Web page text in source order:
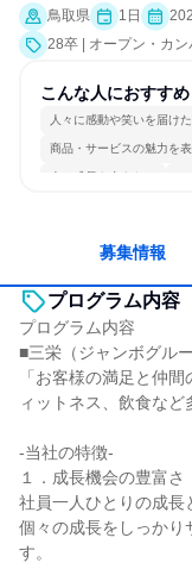
鳥取県 1日
28卒 | オープン・カ
こんな人におすすめ
人々に感動や笑いを届け
商品・サービスの魅力を
人の成長を支えたい
募集情報
プログラム内容
プログラム内容
■三栄（ジャンボグル
「お客様の満足と仲
ィットネス、飲食など
-当社の特徴-
１．成長機会の豊富さ
社員一人ひとりの成長
個々の成長をしっかり
す。